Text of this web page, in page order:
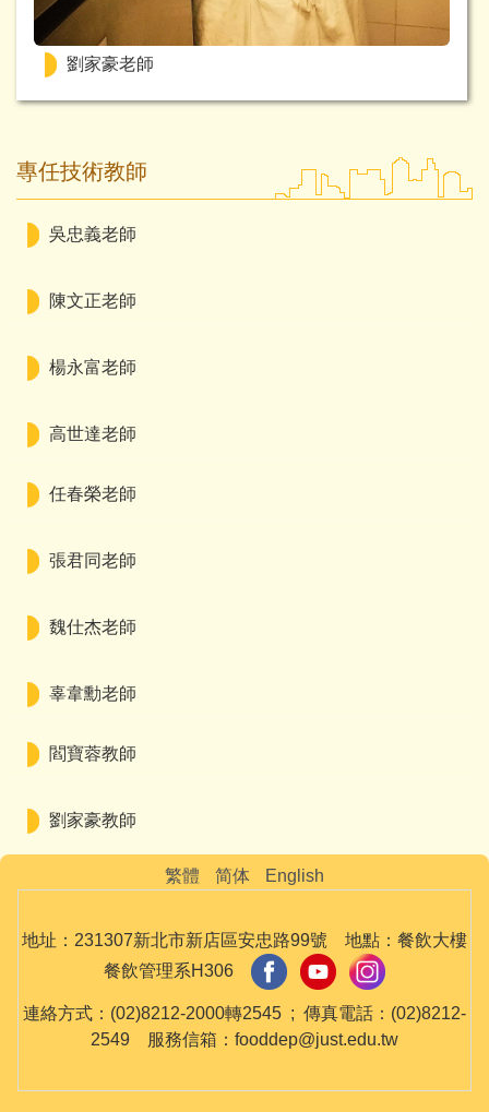
劉家豪老師
專任技術教師
吳忠義老師
陳文正老師
楊永富老師
高世達老師
任春榮老師
張君同老師
魏仕杰老師
辜韋勳老師
閻寶蓉教師
劉家豪教師
繁體 简体 English
地址：231307新北市新店區安忠路99號 地點：餐飲大樓
餐飲管理系H306
連絡方式：(02)8212-2000轉2545 ; 傳真電話：(02)8212-
2549 服務信箱：fooddep@just.edu.tw